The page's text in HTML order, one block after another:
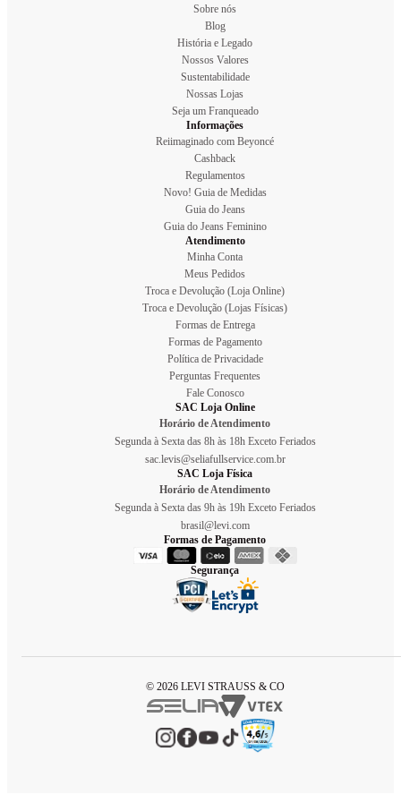
Sobre nós
Blog
História e Legado
Nossos Valores
Sustentabilidade
Nossas Lojas
Seja um Franqueado
Informações
Reiimaginado com Beyoncé
Cashback
Regulamentos
Novo! Guia de Medidas
Guia do Jeans
Guia do Jeans Feminino
Atendimento
Minha Conta
Meus Pedidos
Troca e Devolução (Loja Online)
Troca e Devolução (Lojas Físicas)
Formas de Entrega
Formas de Pagamento
Política de Privacidade
Perguntas Frequentes
Fale Conosco
SAC Loja Online
Horário de Atendimento
Segunda à Sexta das 8h às 18h Exceto Feriados
sac.levis@seliafullservice.com.br
SAC Loja Física
Horário de Atendimento
Segunda à Sexta das 9h às 19h Exceto Feriados
brasil@levi.com
Formas de Pagamento
Segurança
© 2026 LEVI STRAUSS & CO